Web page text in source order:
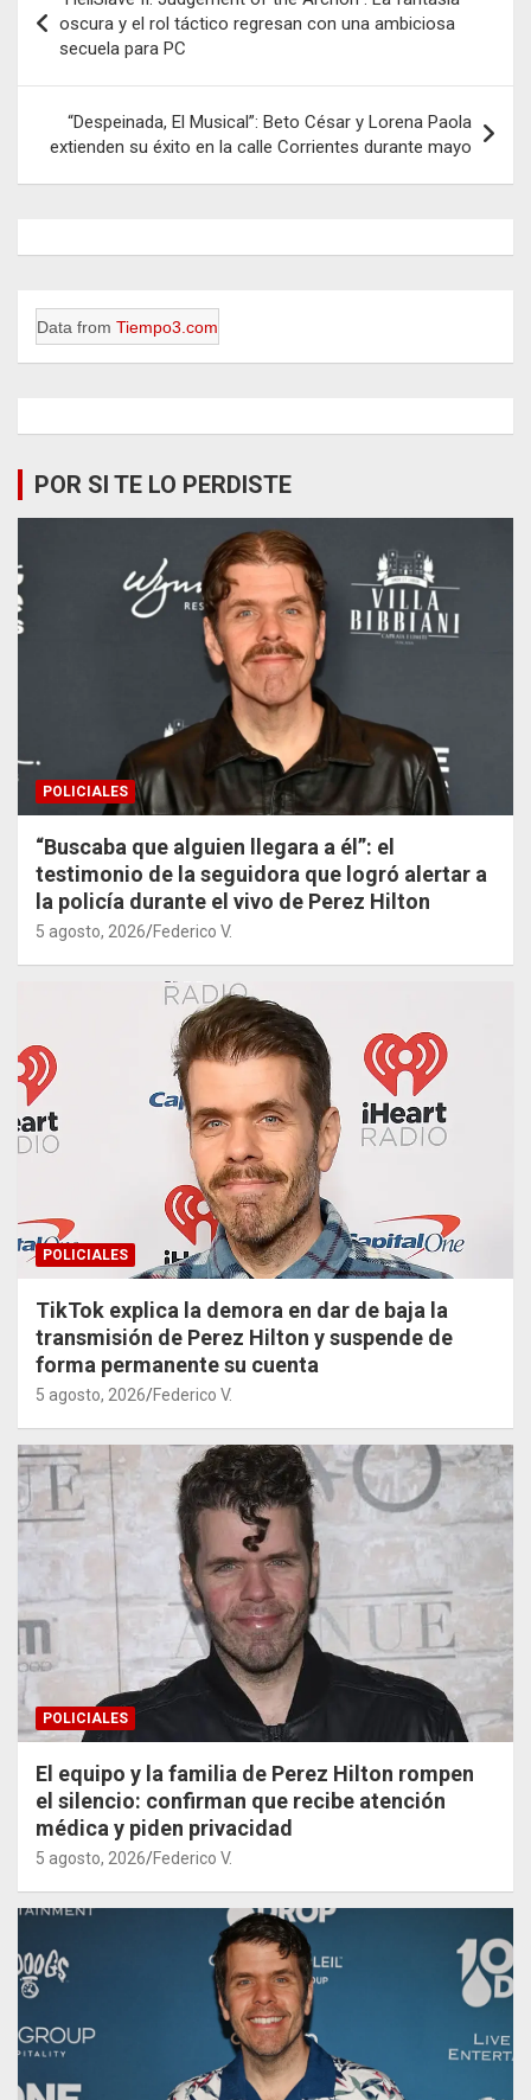
de
entradas
oscura y el rol táctico regresan con una ambiciosa
secuela para PC
“Despeinada, El Musical”: Beto César y Lorena Paola
extienden su éxito en la calle Corrientes durante mayo
Data from Tiempo3.com
POR SI TE LO PERDISTE
POLICIALES
“Buscaba que alguien llegara a él”: el
testimonio de la seguidora que logró alertar a
la policía durante el vivo de Perez Hilton
5 agosto, 2026 Federico V.
POLICIALES
TikTok explica la demora en dar de baja la
transmisión de Perez Hilton y suspende de
forma permanente su cuenta
5 agosto, 2026 Federico V.
POLICIALES
El equipo y la familia de Perez Hilton rompen
el silencio: confirman que recibe atención
médica y piden privacidad
5 agosto, 2026 Federico V.